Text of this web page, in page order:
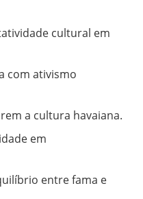
cultural em
com ativismo
a cultura havaiana.
em
entre fama e